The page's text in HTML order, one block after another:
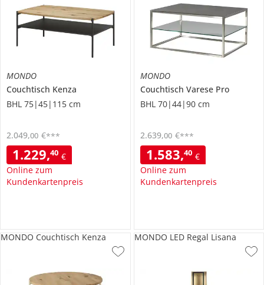
MONDO
Couchtisch Kenza
BHL 75|45|115 cm
1.229,40 €
Online zum
Kundenkartenpreis
2.049,00 €***
MONDO
Couchtisch Varese Pro
BHL 70|44|90 cm
1.583,40 €
Online zum
Kundenkartenpreis
2.639,00 €***
MONDO Couchtisch Kenza MONDO LED Regal Lisana